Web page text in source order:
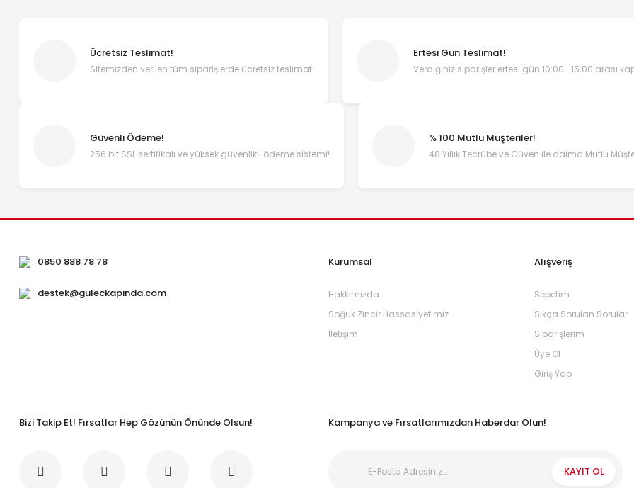
Ücretsiz Teslimat!
Sitemizden verilen tüm siparişlerde ücretsiz teslimat!
Ertesi Gün Teslimat!
Verdiğiniz siparişler ertesi gün 10:00 -15:00 arası
Güvenli Ödeme!
256 bit SSL sertifikalı ve yüksek güvenlikli ödeme sistemi!
% 100 Mutlu Müşteriler!
48 Yıllık Tecrübe ve Güven ile daima Mutlu
0850 888 78 78
destek@guleckapinda.com
Kurumsal
Hakkımızda
Soğuk Zincir Hassasiyetimiz
İletişim
Alışveriş
Sepetim
Sıkça Sorulan Sorular
Siparişlerim
Üye Ol
Giriş Yap
Bizi Takip Et! Fırsatlar Hep Gözünün Önünde Olsun! Kampanya ve Fırsatlarımızdan Haberdar Olun!
KAYIT OL